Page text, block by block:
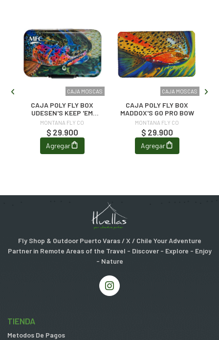
CAJA MOSCAS
CAJA POLY FLY BOX
UDESEN'S KEEP 'EM
WET
MONTANA FLY CO
$ 29.900
Agregar
CAJA MOSCAS
CAJA POLY FLY BOX
MADDOX'S GO PRO BOW
MONTANA FLY CO
$ 29.900
Agregar
Fly Shop & Outdoor Puerto Varas / X / Chile Your Adventure
Partner in Remote Areas of the Travel - Discover - Explore - Enjoy
- Nature
TIENDA
Metodos De Pagos